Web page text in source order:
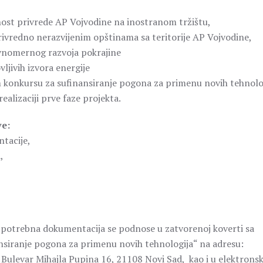
privrede AP Vojvodine na inostranom tržištu,
nerazvijenim opštinama sa teritorije AP Vojvodine,
razvoja pokrajine
izvora energije
za sufinansiranje pogona za primenu novih
prve faze projekta.
dokumentacija se podnose u zatvorenoj koverti sa
pogona za primenu novih tehnologija“ na adresu:
Mihajla Pupina 16, 21108 Novi Sad, kao i u